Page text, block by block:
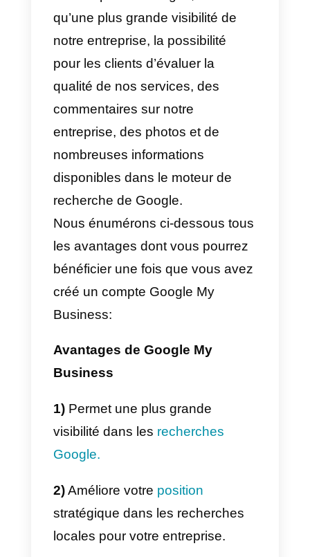
nous serons en mesure d’offrir un
canal de services plus
personnalisé, tandis que Google
My Business attire le trafic vers
votre entreprise, en l’exposant
dans le moteur de recherche du
même Google, WhatsApp reçoit
tous les messages pour y
répondre de manière
personnalisée, obtenant ainsi
harmonie parfaite entre
approprié.